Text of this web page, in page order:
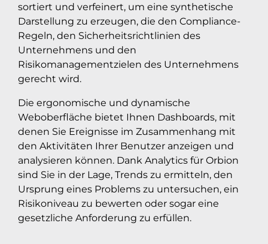
sortiert und verfeinert, um eine synthetische
Darstellung zu erzeugen, die den Compliance-
Regeln, den Sicherheitsrichtlinien des
Unternehmens und den
Risikomanagementzielen des Unternehmens
gerecht wird.
Die ergonomische und dynamische
Weboberfläche bietet Ihnen Dashboards, mit
denen Sie Ereignisse im Zusammenhang mit
den Aktivitäten Ihrer Benutzer anzeigen und
analysieren können. Dank Analytics für Orbion
sind Sie in der Lage, Trends zu ermitteln, den
Ursprung eines Problems zu untersuchen, ein
Risikoniveau zu bewerten oder sogar eine
gesetzliche Anforderung zu erfüllen.